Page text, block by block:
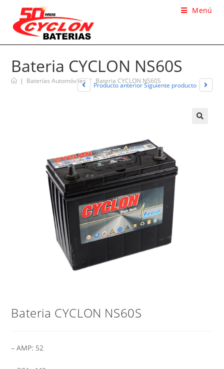
Menú
Bateria CYCLON NS60S
| Baterías Automóviles | Bateria CYCLON NS60S
Producto anterior Siguiente producto
Bateria CYCLON NS60S
– AMP: 52